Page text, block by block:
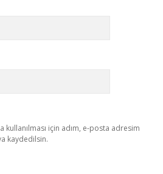
kullanılması için adım, e-posta adresim
kaydedilsin.